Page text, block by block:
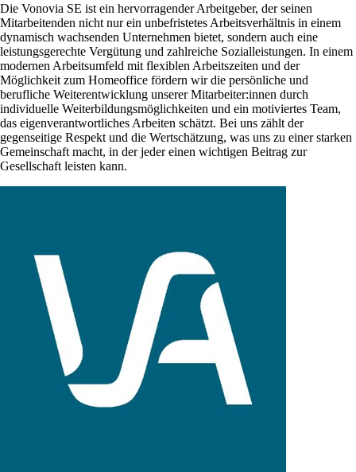
Die Vonovia SE ist ein hervorragender Arbeitgeber, der seinen
Mitarbeitenden nicht nur ein unbefristetes Arbeitsverhältnis in einem
dynamisch wachsenden Unternehmen bietet, sondern auch eine
leistungsgerechte Vergütung und zahlreiche Sozialleistungen. In einem
modernen Arbeitsumfeld mit flexiblen Arbeitszeiten und der
Möglichkeit zum Homeoffice fördern wir die persönliche und
berufliche Weiterentwicklung unserer Mitarbeiter:innen durch
individuelle Weiterbildungsmöglichkeiten und ein motiviertes Team,
das eigenverantwortliches Arbeiten schätzt. Bei uns zählt der
gegenseitige Respekt und die Wertschätzung, was uns zu einer starken
Gemeinschaft macht, in der jeder einen wichtigen Beitrag zur
Gesellschaft leisten kann.